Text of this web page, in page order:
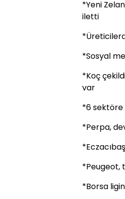
*Yeni
iletti
*Sosyal
*Koç
var
*6 sektöre
*Perpa,
*Peugeot,
*Borsa